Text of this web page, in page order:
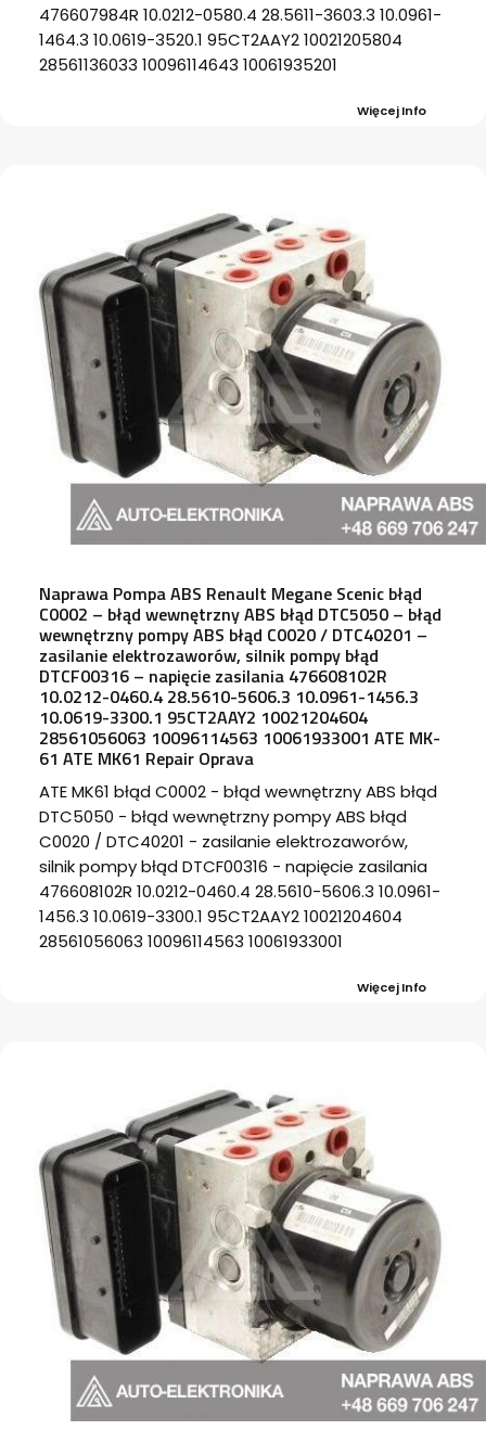
476607984R 10.0212-0580.4 28.5611-3603.3 10.0961-
1464.3 10.0619-3520.1 95CT2AAY2 10021205804
28561136033 10096114643 10061935201
Więcej Info
Naprawa Pompa ABS Renault Megane Scenic błąd
C0002 – błąd wewnętrzny ABS błąd DTC5050 – błąd
wewnętrzny pompy ABS błąd C0020 / DTC40201 –
zasilanie elektrozaworów, silnik pompy błąd
DTCF00316 – napięcie zasilania 476608102R
10.0212-0460.4 28.5610-5606.3 10.0961-1456.3
10.0619-3300.1 95CT2AAY2 10021204604
28561056063 10096114563 10061933001 ATE MK-
61 ATE MK61 Repair Oprava
ATE MK61 błąd C0002 - błąd wewnętrzny ABS błąd
DTC5050 - błąd wewnętrzny pompy ABS błąd
C0020 / DTC40201 - zasilanie elektrozaworów,
silnik pompy błąd DTCF00316 - napięcie zasilania
476608102R 10.0212-0460.4 28.5610-5606.3 10.0961-
1456.3 10.0619-3300.1 95CT2AAY2 10021204604
28561056063 10096114563 10061933001
Więcej Info